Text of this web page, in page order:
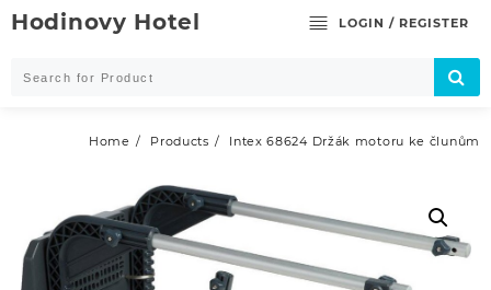
Skip
toHodinovy Hotel LOGIN / REGISTER
Home Products Intex 68624 Držák motoru ke člunům